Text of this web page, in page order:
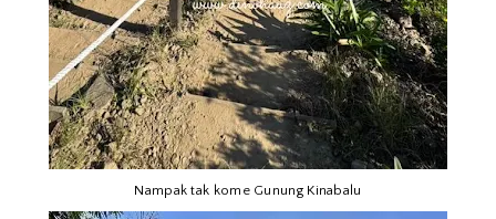
Nampak tak kome Gunung Kinabalu